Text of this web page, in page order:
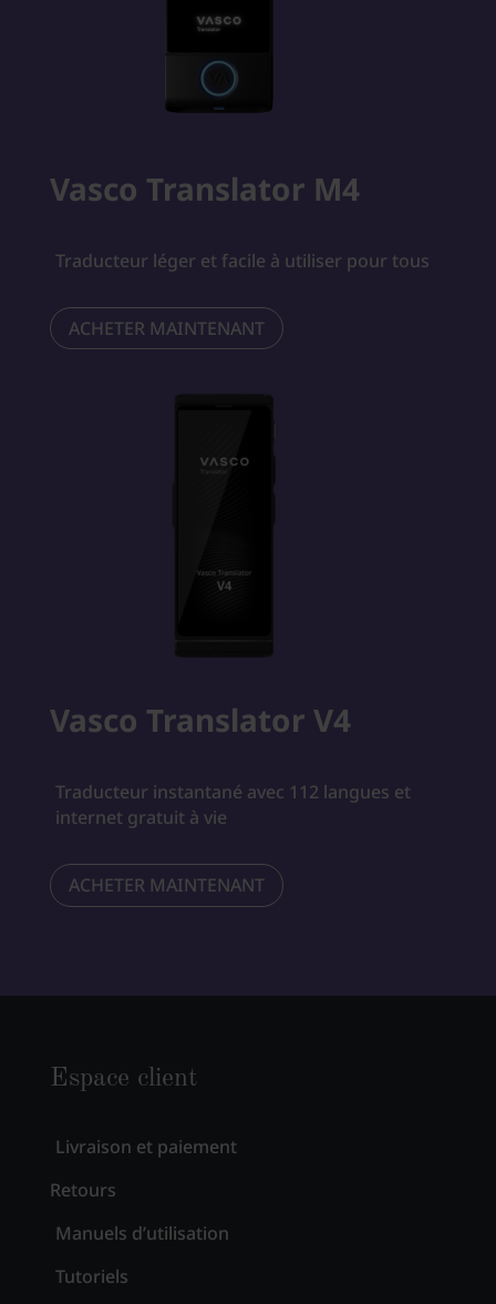
Vasco Translator M4
Traducteur léger et facile à utiliser pour tous
ACHETER MAINTENANT
Vasco Translator V4
Traducteur instantané avec 112 langues et
internet gratuit à vie
ACHETER MAINTENANT
Espace client
Livraison et paiement
Retours
Manuels d’utilisation
Tutoriels